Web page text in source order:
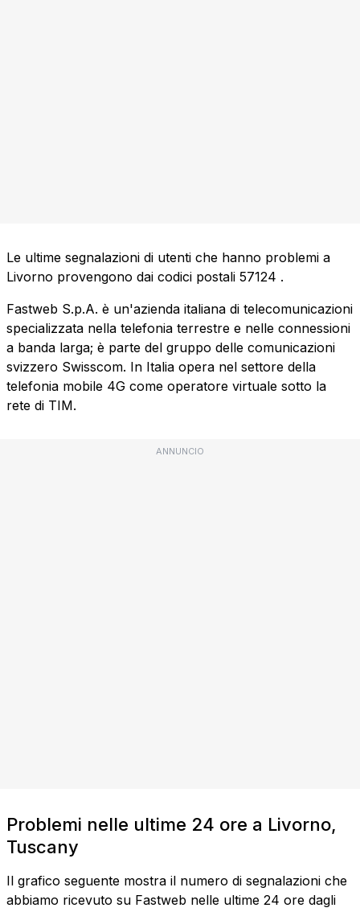
Le ultime segnalazioni di utenti che hanno problemi a
Livorno provengono dai codici postali 57124 .
Fastweb S.p.A. è un'azienda italiana di telecomunicazioni
specializzata nella telefonia terrestre e nelle connessioni
a banda larga; è parte del gruppo delle comunicazioni
svizzero Swisscom. In Italia opera nel settore della
telefonia mobile 4G come operatore virtuale sotto la
rete di TIM.
ANNUNCIO
Problemi nelle ultime 24 ore a Livorno,
Tuscany
Il grafico seguente mostra il numero di segnalazioni che
abbiamo ricevuto su Fastweb nelle ultime 24 ore dagli